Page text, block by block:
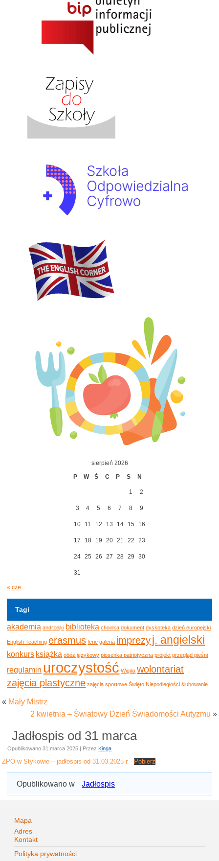
sierpień 2026
P
W Ś C P S N
1 2
3 4 5 6 7 8 9
10 11 12 13 14 15 16
17 18 19 20 21 22 23
24 25 26 27 28 29 30
31
« cze
Tagi
akademia andrzejki biblioteka choinka dokument dyskoteka dzień europejski
English Teaching erasmus ferie galeria imprezyj. angielski
konkurs książka obóz językowy piosenka patriotyczna projekt przegląd pieśni
regulamin uroczystość Wigilia wolontariat
zajęcia plastyczne zajęcia sportowe Święto Niepodległości ślubowanie
« Mały Mistrz
2 kwietnia – Światowy Dzień Świadomości Autyzmu »
Jadłospis od 31 marca
Opublikowano 31 marca 2025 | Przez Kinga
ZPO w Stykowie – jadłospis od 31.03.2025 r. Pobierz
Opublikowano w Jadłospis
Mapa
Adres
Kontakt
Polityka prywatności